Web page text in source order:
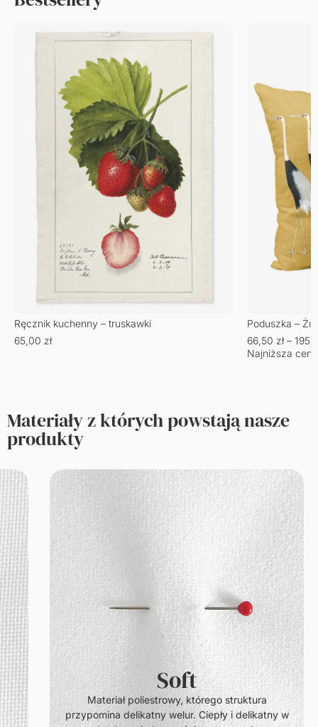
Ręcznik kuchenny – truskawki
65,00 zł
Poduszka –
66,50 zł –
Najniższa
Materiały z których powstają nasze
produkty
w
100% naturalna bawełna satynowa. Cechuje
delikatnym połyskiem, zwartą fakturą oraz
lekkością.